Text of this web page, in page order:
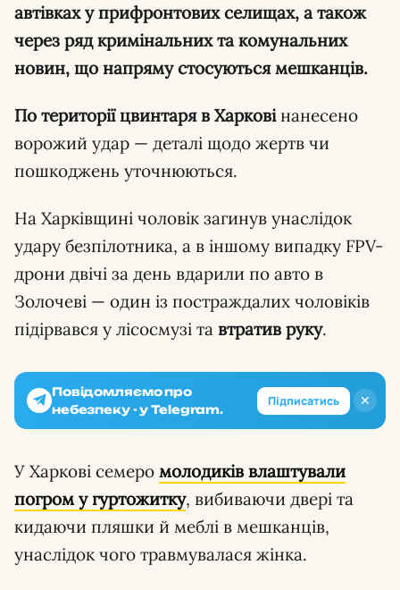
автівках у прифронтових селищах, а також
через ряд кримінальних та комунальних
новин, що напряму стосуються мешканців.
По території цвинтаря в Харковінанесено
ворожий удар — деталі щодо жертв чи
пошкоджень уточнюються.
На Харківщині чоловік загинув унаслідок
удару безпілотника, а в іншому випадку FPV-
дрони двічі за день вдарили по авто в
Золочеві — один із постраждалих чоловіків
підірвався у лісосмузі та втратив руку.
✕
Повідомляємо про
небезпеку - у Telegram.
Підписатись
У Харкові семеро молодиків влаштували
погрому гуртожитку, вибиваючи двері та
кидаючи пляшки й меблі в мешканців,
унаслідок чого травмувалася жінка.